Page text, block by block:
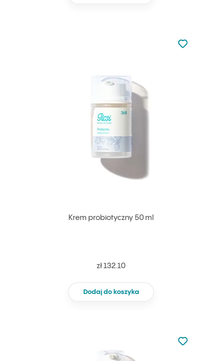
Krem probiotyczny 50 ml
zł 132.10
Dodaj do koszyka
Nie dodano
Dodaj do
Nie dodano
Dodaj do